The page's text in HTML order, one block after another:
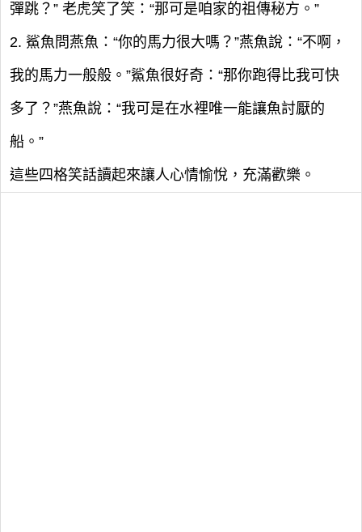
彈跳？” 老虎笑了笑：“那可是咱家的祖傳秘方。”
2. 鯊魚問燕魚：“你的馬力很大嗎？”燕魚說：“不啊，
我的馬力一般般。”鯊魚很好奇：“那你跑得比我可快
多了？”燕魚說：“我可是在水裡唯一能讓魚討厭的
船。”
這些四格笑話讀起來讓人心情愉悅，充滿歡樂。